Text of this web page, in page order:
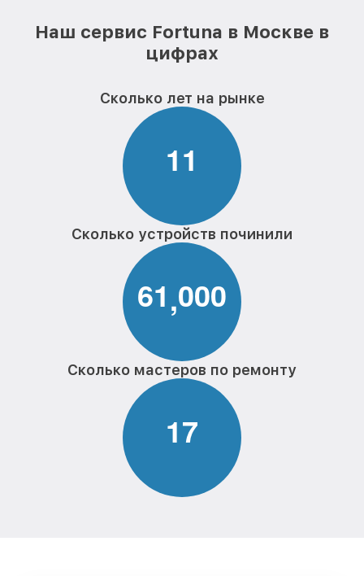
Наш сервис Fortuna в Москве в
цифрах
Сколько лет на рынке
11
Сколько устройств починили
61,000
Сколько мастеров по ремонту
17